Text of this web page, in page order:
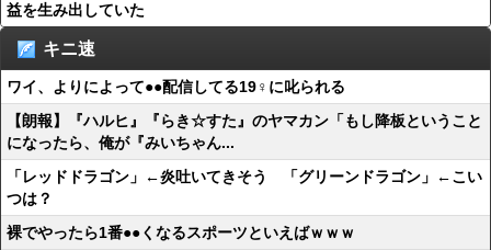
益を生み出していた
キニ速
ワイ、よりによって●●配信してる19♀に叱られる
【朗報】『ハルヒ』『らき☆すた』のヤマカン「もし降板ということ
になったら、俺が『みいちゃん...
「レッドドラゴン」←炎吐いてきそう 「グリーンドラゴン」←こい
つは？
裸でやったら1番●●くなるスポーツといえばｗｗｗ